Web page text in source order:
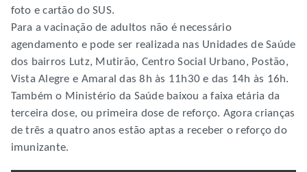
foto e cartão do SUS.
Para a vacinação de adultos não é necessário
agendamento e pode ser realizada nas Unidades de Saúde
dos bairros Lutz, Mutirão, Centro Social Urbano, Postão,
Vista Alegre e Amaral das 8h às 11h30 e das 14h às 16h.
Também o Ministério da Saúde baixou a faixa etária da
terceira dose, ou primeira dose de reforço. Agora crianças
de três a quatro anos estão aptas a receber o reforço do
imunizante.